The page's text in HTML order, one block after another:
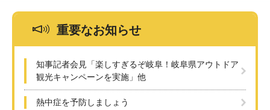
重要なお知らせ
知事記者会見「楽しすぎるぞ岐阜！岐阜県アウトドア
観光キャンペーンを実施」他
熱中症を予防しましょう